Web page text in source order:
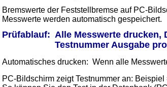
Bremswerte der Feststellbremse auf PC-
Messwerte werden automatisch gespeichert.
Prüfablauf: Alle Messwerte drucken,
Testnummer Ausgabe
Automatisches drucken: Wenn alle
PC-Bildschirm zeigt Testnummer an: